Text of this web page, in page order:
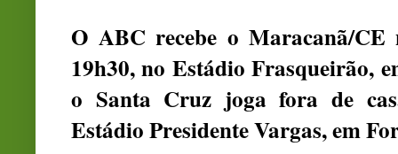
O ABC recebe o Maracanã/
19h30, no Estádio Frasqueirão,
o Santa Cruz joga fora de
Estádio Presidente Vargas, em